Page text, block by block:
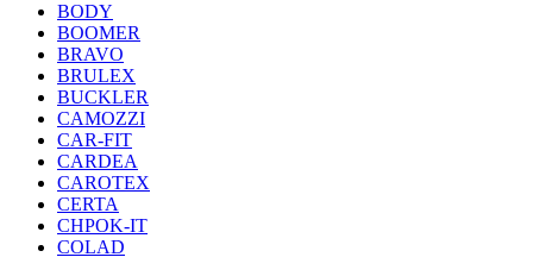
BODY
BOOMER
BRAVO
BRULEX
BUCKLER
CAMOZZI
CAR-FIT
CARDEA
CAROTEX
CERTA
CHPOK-IT
COLAD